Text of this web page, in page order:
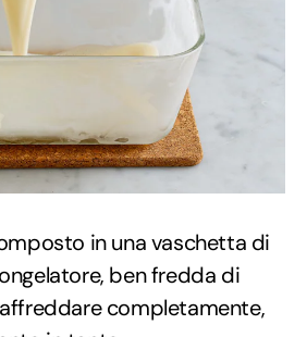
in una vaschetta di
ben fredda di
completamente,